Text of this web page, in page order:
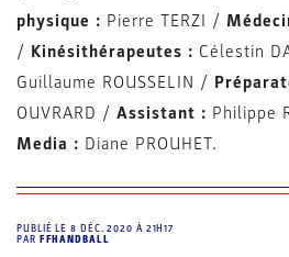
physique : Pierre TERZI /
/ Kinésithérapeutes : Célestin
Guillaume ROUSSELIN /
OUVRARD / Assistant : Philippe
Media : Diane PROUHET.
PUBLIÉ LE8 DÉC. 2020 À 21H17
PAR FFHANDBALL